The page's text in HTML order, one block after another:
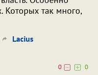
Которых так много,
Lacius
0
0